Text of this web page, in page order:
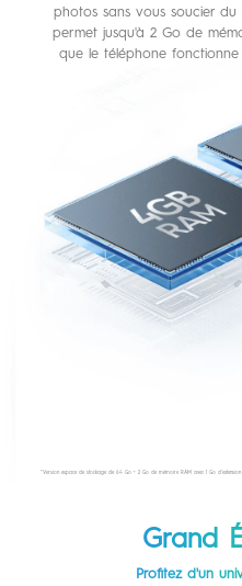
photos sans vous soucier
permet jusqu'à 2 Go de
que le téléphone
*Version espace de stockage de 64 Go + 2 Go de mémoire RAM avec 1 Go
Grand
Profitez d'un